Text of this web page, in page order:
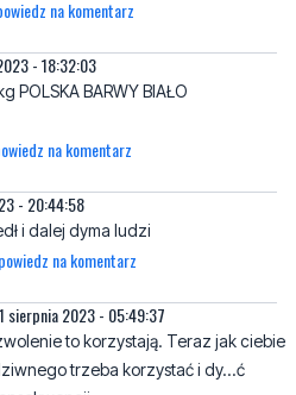
na komentarz
- 18:32:03
POLSKA BARWY BIAŁO
na komentarz
- 20:44:58
i dalej dyma ludzi
na komentarz
sierpnia 2023 - 05:49:37
to korzystają. Teraz jak ciebie
trzeba korzystać i dy...ć